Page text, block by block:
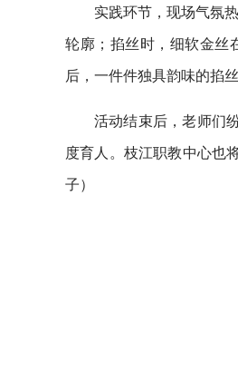
实践环节，现场气氛
轮廓；掐丝时，细软金丝
后，一件件独具韵味的掐
活动结束后，老师们
度育人。枝江职教中心也
子）